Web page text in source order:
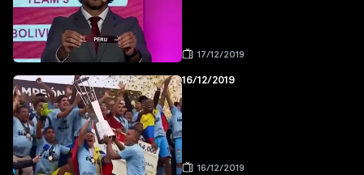
17/12/2019
16/12/2019
16/12/2019